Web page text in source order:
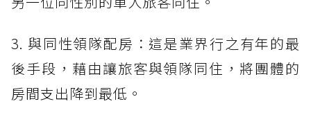
3. 與同性領隊配房：這是業界行之有年的最
後手段，藉由讓旅客與領隊同住，將團體的
房間支出降到最低。